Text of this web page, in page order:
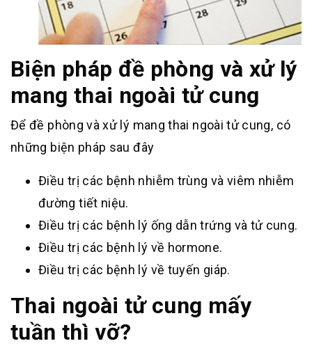
Biện pháp đề phòng và xử lý
mang thai ngoài tử cung
Để đề phòng và xử lý mang thai ngoài tử cung, có
những biện pháp sau đây
Điều trị các bệnh nhiễm trùng và viêm nhiễm
đường tiết niệu.
Điều trị các bệnh lý ống dẫn trứng và tử cung.
Điều trị các bệnh lý về hormone.
Điều trị các bệnh lý về tuyến giáp.
Thai ngoài tử cung mấy
tuần thì vỡ?